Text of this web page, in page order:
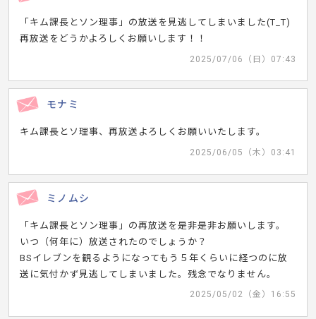
「キム課長とソン理事」の放送を見逃してしまいました(T_T)
再放送をどうかよろしくお願いします！！
2025/07/06（日）07:43
モナミ
キム課長とソ理事、再放送よろしくお願いいたします。
2025/06/05（木）03:41
ミノムシ
「キム課長とソン理事」の再放送を是非是非お願いします。
いつ（何年に）放送されたのでしょうか？
BSイレブンを観るようになってもう５年くらいに経つのに放
送に気付かず見逃してしまいました。残念でなりません。
2025/05/02（金）16:55